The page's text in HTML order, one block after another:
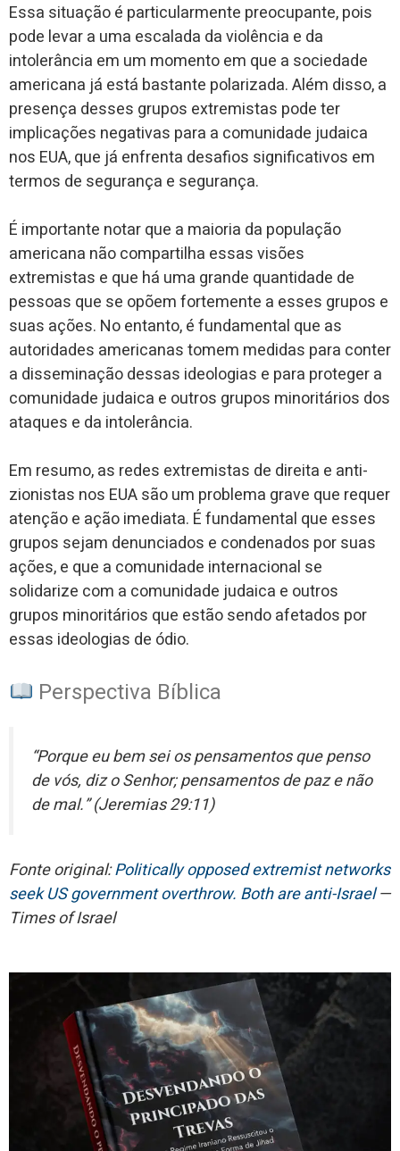
Essa situação é particularmente preocupante, pois
pode levar a uma escalada da violência e da
intolerância em um momento em que a sociedade
americana já está bastante polarizada. Além disso, a
presença desses grupos extremistas pode ter
implicações negativas para a comunidade judaica
nos EUA, que já enfrenta desafios significativos em
termos de segurança e segurança.
É importante notar que a maioria da população
americana não compartilha essas visões
extremistas e que há uma grande quantidade de
pessoas que se opõem fortemente a esses grupos e
suas ações. No entanto, é fundamental que as
autoridades americanas tomem medidas para conter
a disseminação dessas ideologias e para proteger a
comunidade judaica e outros grupos minoritários dos
ataques e da intolerância.
Em resumo, as redes extremistas de direita e anti-
zionistas nos EUA são um problema grave que requer
atenção e ação imediata. É fundamental que esses
grupos sejam denunciados e condenados por suas
ações, e que a comunidade internacional se
solidarize com a comunidade judaica e outros
grupos minoritários que estão sendo afetados por
essas ideologias de ódio.
Perspectiva Bíblica
“Porque eu bem sei os pensamentos que penso
de vós, diz o Senhor; pensamentos de paz e não
de mal.” (Jeremias 29:11)
Fonte original:Politically opposed extremist networks
seek US government overthrow. Both are anti-Israel—
Times of Israel